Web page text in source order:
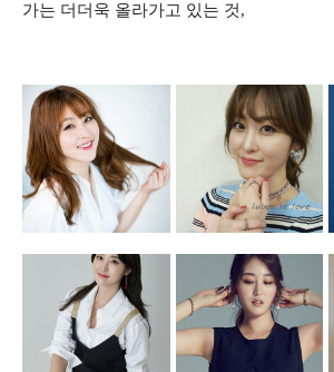
가는 더더욱 올라가고 있는 것,